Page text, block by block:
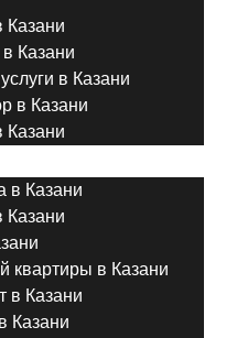
Казани
Казани
в Казани
в Казани
Казани
в Казани
Казани
квартиры в Казани
в Казани
Казани